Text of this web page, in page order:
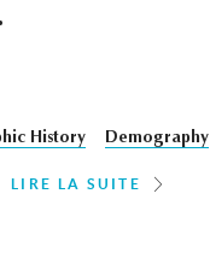
History Demography
LIRE LA SUITE